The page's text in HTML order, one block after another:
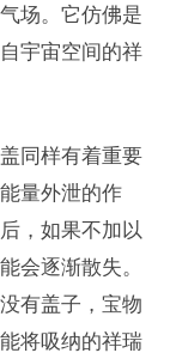
场。它仿佛是
宇宙空间的祥
同样有着重要
量外泄的作
，如果不加以
会逐渐散失。
有盖子，宝物
将吸纳的祥瑞